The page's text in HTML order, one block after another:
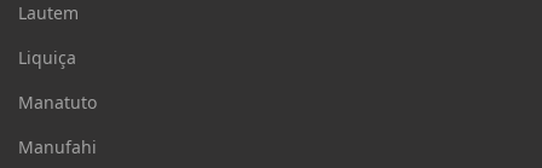
Lautem
Liquiça
Manatuto
Manufahi